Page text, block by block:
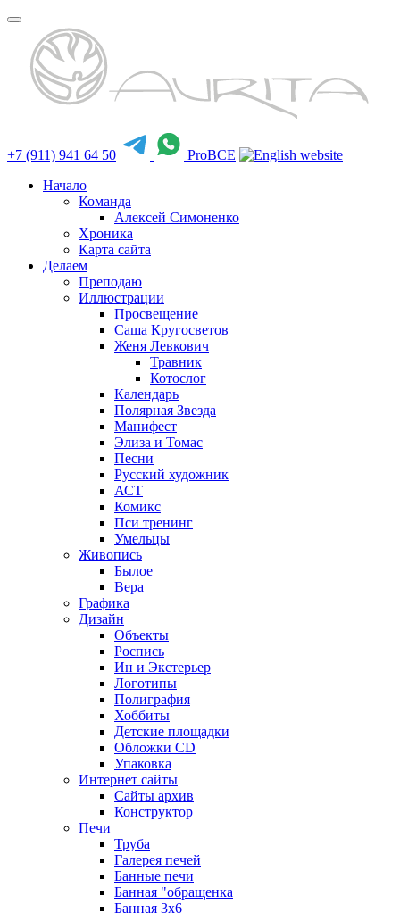
+7 (911) 941 64 50
ProBCE
Начало
Команда
Алексей Симоненко
Хроника
Карта сайта
Делаем
Преподаю
Иллюстрации
Просвещение
Саша Кругосветов
Женя Левкович
Травник
Котослог
Календарь
Полярная Звезда
Манифест
Элиза и Томас
Песни
Русский художник
АСТ
Комикс
Пси тренинг
Умельцы
Живопись
Былое
Вера
Графика
Дизайн
Объекты
Роспись
Ин и Экстерьер
Логотипы
Полиграфия
Хоббиты
Детские площадки
Обложки CD
Упаковка
Интернет сайты
Сайты архив
Конструктор
Печи
Труба
Галерея печей
Банные печи
Банная "обращенка
Банная 3х6